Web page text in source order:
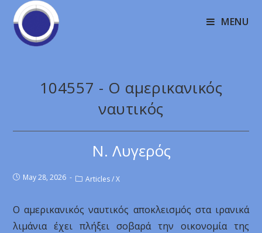
MENU
104557 - Ο αμερικανικός
ναυτικός
Ν. Λυγερός
May 28, 2026 Articles / X
Ο αμερικανικός ναυτικός αποκλεισμός στα ιρανικά
λιμάνια έχει πλήξει σοβαρά την οικονομία της